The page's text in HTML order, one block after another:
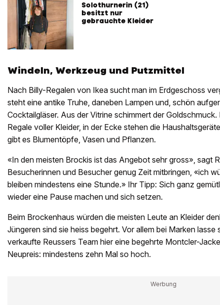
Solothurnerin (21)
besitzt nur
gebrauchte Kleider
Windeln, Werkzeug und Putzmittel
Nach Billy-Regalen von Ikea sucht man im Erdgeschoss
steht eine antike Truhe, daneben Lampen und, schön
Cocktailgläser. Aus der Vitrine schimmert der
Regale voller Kleider, in der Ecke stehen die
gibt es Blumentöpfe, Vasen und Pflanzen.
«In den meisten Brockis ist das Angebot sehr gross», sagt
Besucherinnen und Besucher genug Zeit mitbringen, «ich
bleiben mindestens eine Stunde.» Ihr Tipp: Sich ganz
wieder eine Pause machen und sich setzen.
Beim Brockenhaus würden die meisten Leute an Kleider
Jüngeren sind sie heiss begehrt. Vor allem bei Marken lasse
verkaufte Reussers Team hier eine begehrte Montcler-
Neupreis: mindestens zehn Mal so hoch.